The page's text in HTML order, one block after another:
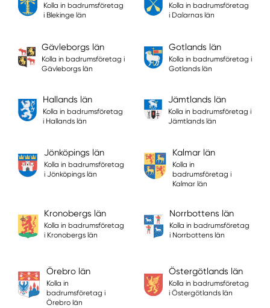
Kolla in badrumsföretag
i Blekinge län
Kolla in badrumsföretag
i Dalarnas län
Gävleborgs län
Kolla in badrumsföretag i
Gävleborgs län
Gotlands län
Kolla in badrumsföretag i
Gotlands län
Hallands län
Kolla in badrumsföretag
i Hallands län
Jämtlands län
Kolla in badrumsföretag i
Jämtlands län
Jönköpings län
Kolla in badrumsföretag
i Jönköpings län
Kalmar län
Kolla in
badrumsföretag i
Kalmar län
Kronobergs län
Kolla in badrumsföretag
i Kronobergs län
Norrbottens län
Kolla in badrumsföretag
i Norrbottens län
Örebro län
Kolla in
badrumsföretag i
Örebro län
Östergötlands län
Kolla in badrumsföretag
i Östergötlands län